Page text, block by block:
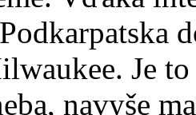
Je
navyše